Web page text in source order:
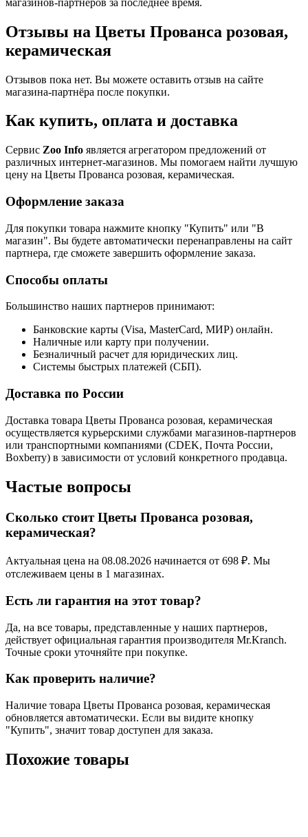
Отзывы на Цветы Прованса розовая,
керамическая
Отзывов пока нет. Вы можете оставить отзыв на сайте
магазина-партнёра после покупки.
Как купить, оплата и доставка
Сервис Zoo Info является агрегатором предложений от
различных интернет-магазинов. Мы помогаем найти лучшую
цену на Цветы Прованса розовая, керамическая.
Оформление заказа
Для покупки товара нажмите кнопку "Купить" или "В
магазин". Вы будете автоматически перенаправлены на сайт
партнера, где сможете завершить оформление заказа.
Способы оплаты
Большинство наших партнеров принимают:
Банковские карты (Visa, MasterCard, МИР) онлайн.
Наличные или карту при получении.
Безналичный расчет для юридических лиц.
Системы быстрых платежей (СБП).
Доставка по России
Доставка товара Цветы Прованса розовая, керамическая
осуществляется курьерскими службами магазинов-партнеров
или транспортными компаниями (CDEK, Почта России,
Boxberry) в зависимости от условий конкретного продавца.
Частые вопросы
Сколько стоит Цветы Прованса розовая,
керамическая?
Актуальная цена на 08.08.2026 начинается от 698 ₽. Мы
отслеживаем цены в 1 магазинах.
Есть ли гарантия на этот товар?
Да, на все товары, представленные у наших партнеров,
действует официальная гарантия производителя Mr.Kranch.
Точные сроки уточняйте при покупке.
Как проверить наличие?
Наличие товара Цветы Прованса розовая, керамическая
обновляется автоматически. Если вы видите кнопку
"Купить", значит товар доступен для заказа.
Похожие товары